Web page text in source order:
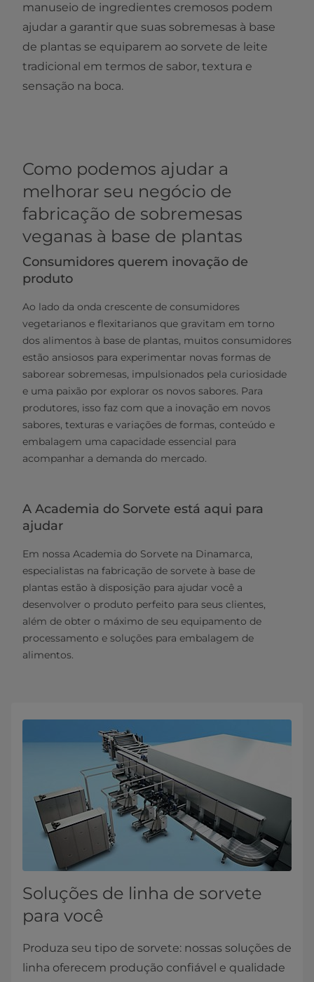
manuseio de ingredientes cremosos podem
ajudar a garantir que suas sobremesas à base
de plantas se equiparem ao sorvete de leite
tradicional em termos de sabor, textura e
sensação na boca.
Como podemos ajudar a
melhorar seu negócio de
fabricação de sobremesas
veganas à base de plantas
Consumidores querem inovação de
produto
Ao lado da onda crescente de consumidores
vegetarianos e flexitarianos que gravitam em torno
dos alimentos à base de plantas, muitos consumidores
estão ansiosos para experimentar novas formas de
saborear sobremesas, impulsionados pela curiosidade
e uma paixão por explorar os novos sabores. Para
produtores, isso faz com que a inovação em novos
sabores, texturas e variações de formas, conteúdo e
embalagem uma capacidade essencial para
acompanhar a demanda do mercado.
A Academia do Sorvete está aqui para
ajudar
Em nossa Academia do Sorvete na Dinamarca,
especialistas na fabricação de sorvete à base de
plantas estão à disposição para ajudar você a
desenvolver o produto perfeito para seus clientes,
além de obter o máximo de seu equipamento de
processamento e soluções para embalagem de
alimentos.
Soluções de linha de sorvete
para você
Produza seu tipo de sorvete: nossas soluções de
linha oferecem produção confiável e qualidade